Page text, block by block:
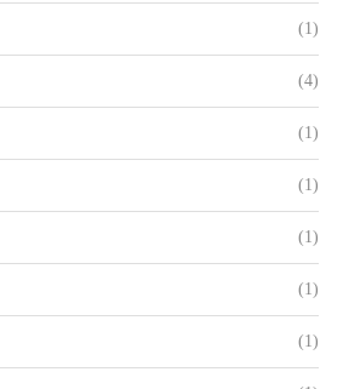
(1)
(4)
(1)
(1)
(1)
(1)
(1)